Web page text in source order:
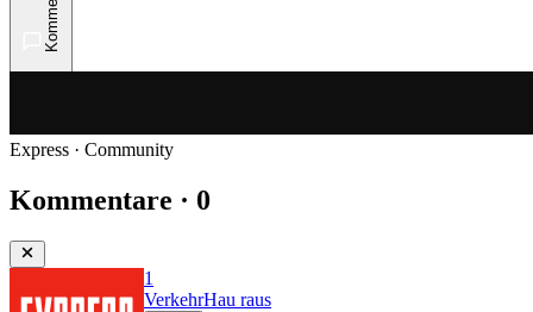
Express · Community
Kommentare · 0
1
VerkehrHau raus